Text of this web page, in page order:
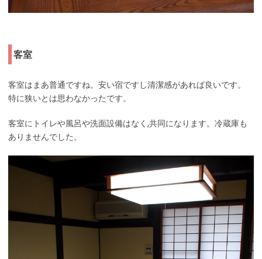
客室
客室はまあ普通ですね。安い宿ですし清潔感があれば良いです。
特に狭いとは思わなかったです。
客室にトイレや風呂や洗面設備はなく,共同になります。冷蔵庫も
ありませんでした。